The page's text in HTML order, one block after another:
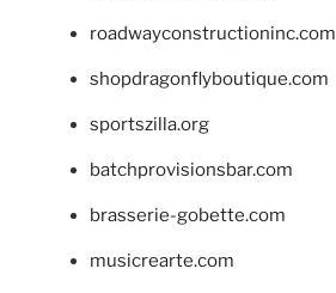
roadwayconstructioninc.com
shopdragonflyboutique.com
sportszilla.org
batchprovisionsbar.com
brasserie-gobette.com
musicrearte.com